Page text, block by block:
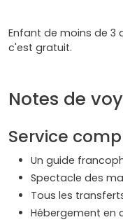
Enfant de moins de 3
c'est gratuit.
Notes de
Service
Un guide
Spectacle des
Tous les
Hébergement en